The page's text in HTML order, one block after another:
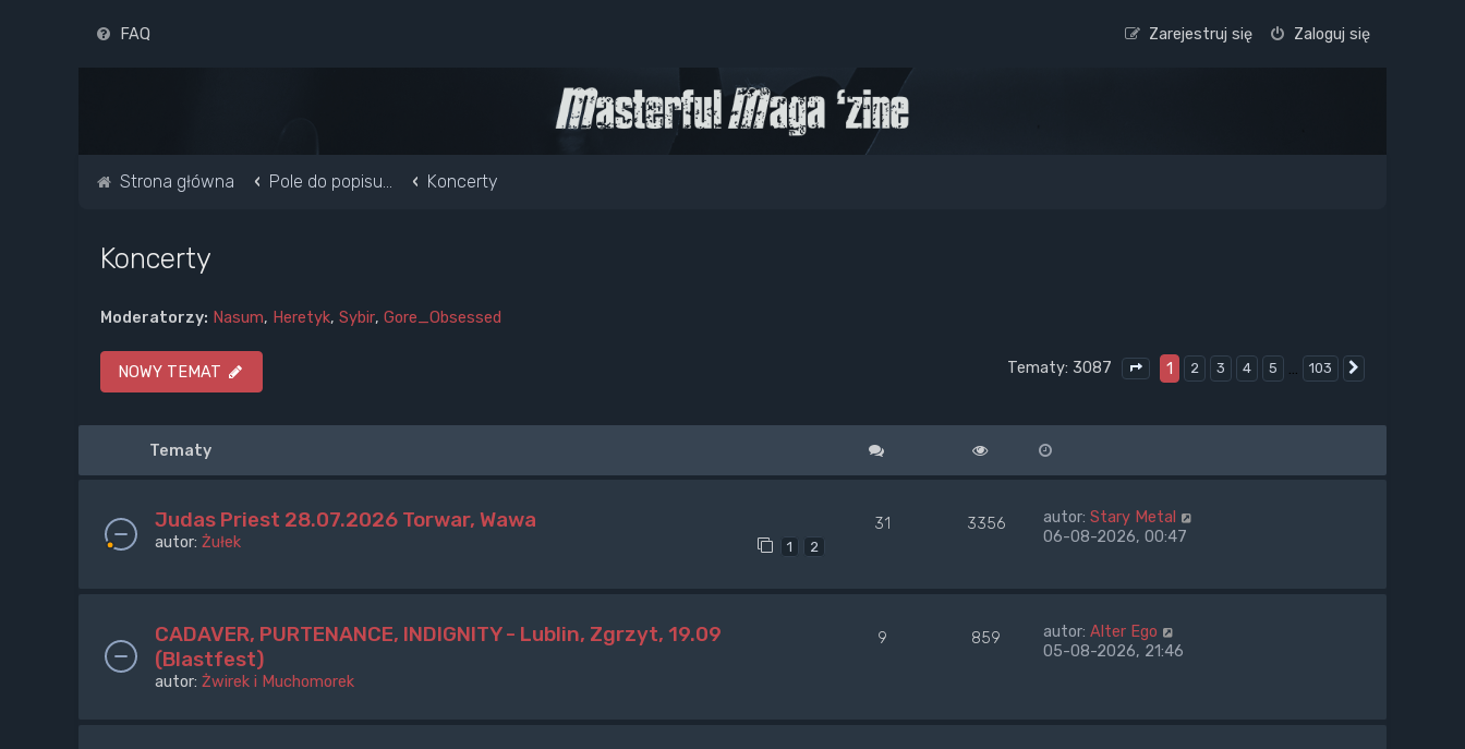
FAQ Zaloguj się
Zarejestruj się
Strona główna Pole do popisu... Koncerty
Koncerty
Moderatorzy: Nasum, Heretyk, Sybir, Gore_Obsessed
NOWY TEMAT Tematy: 3087 Strona1 103
1 2 3 4 5 … 103
Tematy
Judas Priest 28.07.2026 Torwar, Wawa
autor: Żułek 1 2
31 3356 autor: Stary Metal
06-08-2026, 00:47
CADAVER, PURTENANCE, INDIGNITY - Lublin, Zgrzyt, 19.09
(Blastfest)
autor: Żwirek i Muchomorek
9 859 autor: Alter Ego
05-08-2026, 21:46